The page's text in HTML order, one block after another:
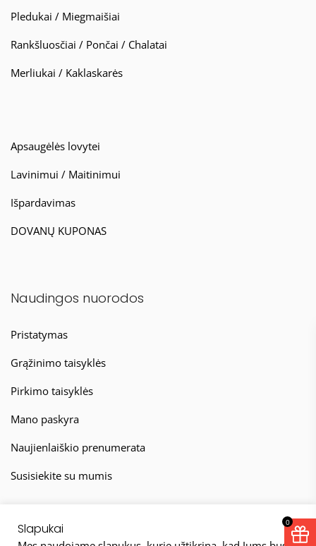
Pledukai / Miegmaišiai
Rankšluosčiai / Pončai / Chalatai
Merliukai / Kaklaskarės
Apsaugėlės lovytei
Lavinimui / Maitinimui
Išpardavimas
DOVANŲ KUPONAS
Naudingos nuorodos
Pristatymas
Grąžinimo taisyklės
Pirkimo taisyklės
Mano paskyra
Naujienlaiškio prenumerata
Susisiekite su mumis
Slapukai 0